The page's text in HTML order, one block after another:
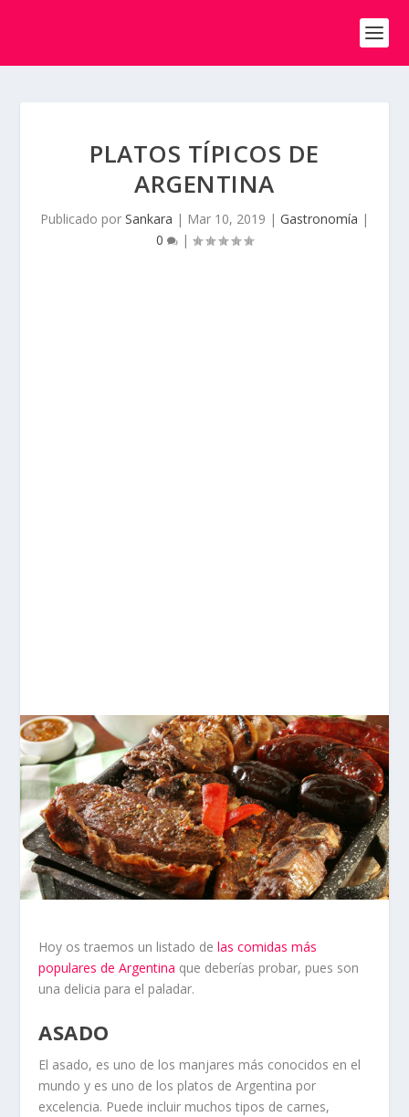
PLATOS TÍPICOS DE
ARGENTINA
Publicado por Sankara | Mar 10, 2019 | Gastronomía |
0
|
Hoy os traemos un listado delas comidas más
populares de Argentina que deberías probar, pues son
una delicia para el paladar.
ASADO
El asado, es uno de los manjares más conocidos en el
mundo y es uno de los platos de Argentina por
excelencia. Puede incluir muchos tipos de carnes,